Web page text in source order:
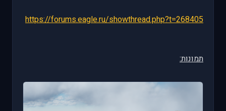
https://forums.eagle.ru/showthread.php?t=268405
תמונות: